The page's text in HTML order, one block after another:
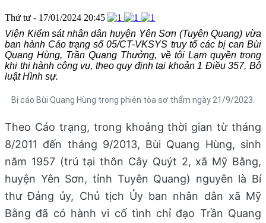
Thứ tư - 17/01/2024 20:45
Viện Kiểm sát nhân dân huyện Yên Sơn (Tuyên Quang) vừa
ban hành Cáo trạng số 05/CT-VKSYS truy tố các bị can Bùi
Quang Hùng, Trần Quang Thưởng, về tội Lạm quyền trong
khi thi hành công vụ, theo quy định tại khoản 1 Điều 357, Bộ
luật Hình sự.
Bị cáo Bùi Quang Hùng trong phiên tòa sơ thẩm ngày 21/9/2023.
Theo Cáo trạng, trong khoảng thời gian từ tháng
8/2011 đến tháng 9/2013, Bùi Quang Hùng, sinh
năm 1957 (trú tại thôn Cây Quýt 2, xã Mỹ Bằng,
huyện Yên Sơn, tỉnh Tuyên Quang) nguyên là Bí
thư Đảng ủy, Chủ tịch Ủy ban nhân dân xã Mỹ
Bằng đã có hành vi cố tình chỉ đạo Trần Quang